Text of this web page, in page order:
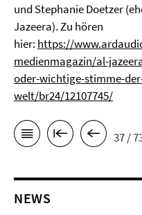
und Stephanie Doetzer
Jazeera). Zu hören
hier: https://
medienmagazin/al-
oder-wichtige-stimme-
welt/br24/12107745/
37 /
NEWS